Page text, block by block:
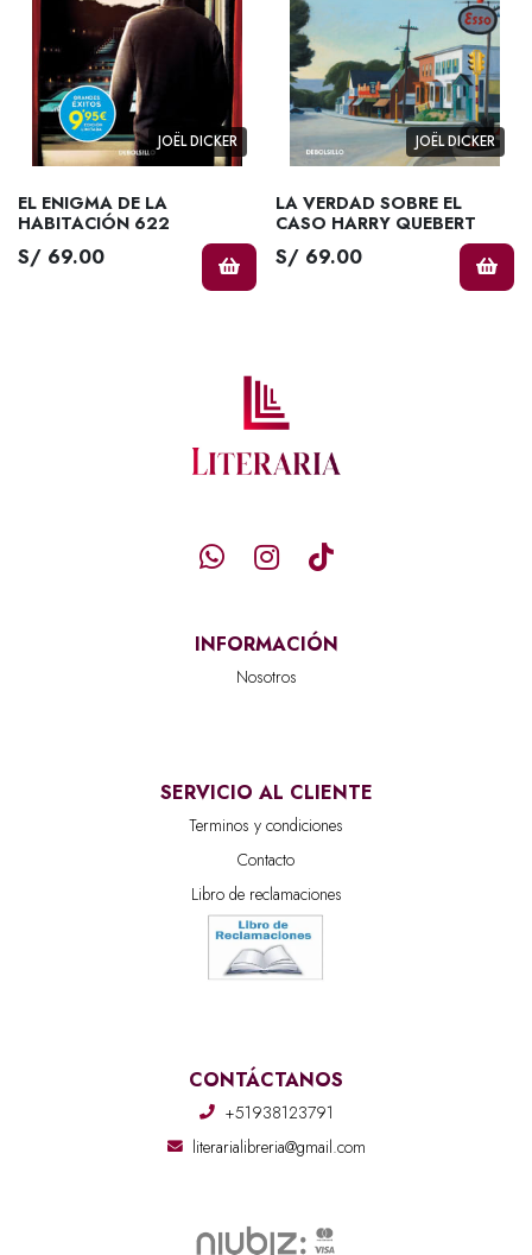
JOËL DICKER
EL ENIGMA DE LA
HABITACIÓN 622
S/ 69.00
JOËL DICKER
LA VERDAD SOBRE EL
CASO HARRY QUEBERT
S/ 69.00
INFORMACIÓN
Nosotros
SERVICIO AL CLIENTE
Terminos y condiciones
Contacto
Libro de reclamaciones
CONTÁCTANOS
+51938123791
literarialibreria@gmail.com